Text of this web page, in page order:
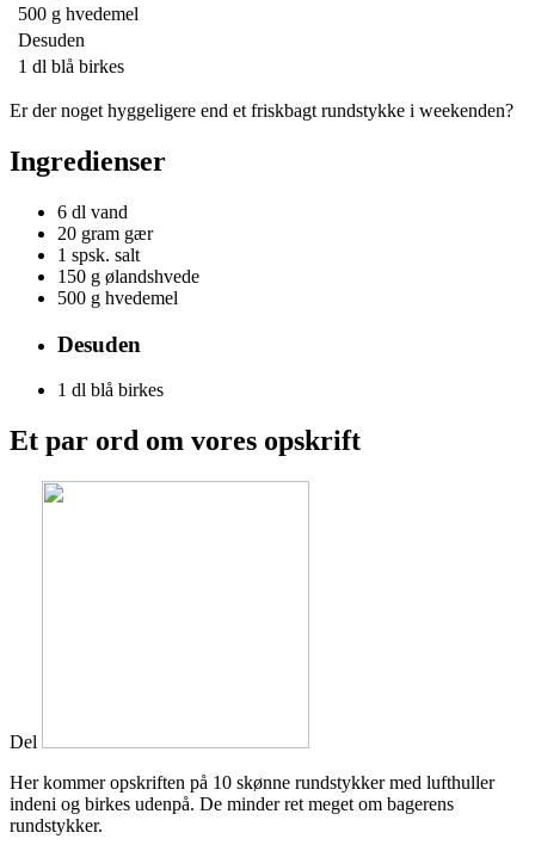
500 g hvedemel
Desuden
1 dl blå birkes
Er der noget hyggeligere end et friskbagt rundstykke i weekenden?
Ingredienser
6 dl vand
20 gram gær
1 spsk. salt
150 g ølandshvede
500 g hvedemel
Desuden
1 dl blå birkes
Et par ord om vores opskrift
Del
Her kommer opskriften på 10 skønne rundstykker med lufthuller
indeni og birkes udenpå. De minder ret meget om bagerens
rundstykker.